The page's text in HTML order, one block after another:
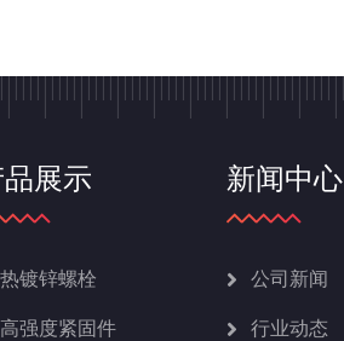
品展示
热镀锌螺栓
高强度紧固件
新闻中心
公司新闻
行业动态